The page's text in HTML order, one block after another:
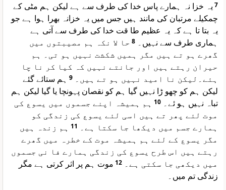
7 یہ خزا نہ ہمارے پاس خدا کی طرف سے ہے لیکن ہم مٹی کے
چمکیلے مرتبان کی مانند ہیں جس میں یہ خزانہ بھرا ہوا ہے جو
یہ بتا تا ہے کہ یہ عظیم طا قت خدا کی طرف سے آتی ہے
ہماری طرف سے نہیں۔ 8 حا لا نکہ ہم مصیبتوں میں
گھرے ہو تے ہیں مگر ہمیں شکشت نہیں ہو تی۔ ہم
حیران رہتے ہیں اور جانتے نہیں کہ کیا کر نا چا
ہئے۔لیکن نا امید نہیں ہو تے ہیں۔ 9 ہم ستائے گئے
لیکن ہم کو چھو ڑا نہیں گیا ہم کو نقصان پہونچا یا گیا لیکن ہم
تباہ نہیں ہو ئے۔ 10 ہم ہمیشہ اپنے جسموں میں یسوع کی
موت لئے پھر تے ہیں اسی لئے یسوع کی زندگی کو
ہمارے جسم میں دیکھا جا سکتا ہے۔ 11 ہم زندہ ہیں
مگر یسوع کے لئے ہم ہمیشہ موت کے خطرہ میں گھرے
رہتے ہیں اس طرح یسوع کی زندگی ہمارے فا نی جسموں
میں دیکھی جا سکتی ہے۔ 12 موت ہم پر اثر کرتی ہے مگر
زندگی تم میں۔